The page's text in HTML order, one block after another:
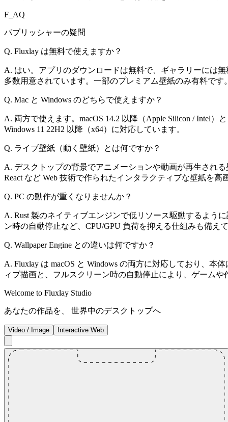
F_AQ
パブリッシャーの疑問
Q. Fluxlay は無料で使えますか？
A. はい。アプリのダウンロードは無料で、ギャラリーには
多数用意されています。一部のプレミアム壁紙のみ有料です
Q. Mac と Windows のどちらで使えますか？
A. 両方で使えます。macOS 14.2 以降（Apple Silicon / Intel）と
Windows 11 22H2 以降（x64）に対応しています。
Q. ライブ壁紙（動く壁紙）とは何ですか？
A. デスクトップの背景でアニメーションや動画が再生され
React など Web 技術で作られたインタラクティブな壁紙を高
Q. PC の動作が重くなりませんか？
A. Rust 製のネイティブエンジンで低リソース駆動するよう
ン時の自動停止など、CPU/GPU 負荷を抑える仕組みも備え
Q. Wallpaper Engine との違いは何ですか？
A. Fluxlay は macOS と Windows の両方に対応しており、本
ィブ描画と、フルスクリーン時の自動停止により、ゲームや
Welcome to Fluxlay Studio
あなたの作品を、 世界中のデスクトップへ
Video / Image Interactive Web